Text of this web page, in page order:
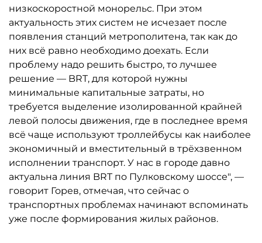
низкоскоростной монорельс. При этом
актуальность этих систем не исчезает после
появления станций метрополитена, так как до
них всё равно необходимо доехать. Если
проблему надо решить быстро, то лучшее
решение — BRT, для которой нужны
минимальные капитальные затраты, но
требуется выделение изолированной крайней
левой полосы движения, где в последнее время
всё чаще используют троллейбусы как наиболее
экономичный и вместительный в трёхзвенном
исполнении транспорт. У нас в городе давно
актуальна линия BRT по Пулковскому шоссе", —
говорит Горев, отмечая, что сейчас о
транспортных проблемах начинают вспоминать
уже после формирования жилых районов.